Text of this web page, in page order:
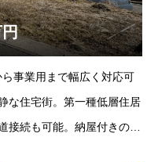
事業用まで幅広く対応可
な住宅街。第一種低層住居
続も可能。納屋付きの緩